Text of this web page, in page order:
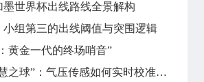
墨世界杯出线路线全景解构
小组第三的出线阈值与突围逻辑
黄金一代的终场哨音”
2026世界杯“智慧之球”：气压传感如何实时校准远射飞行轨迹